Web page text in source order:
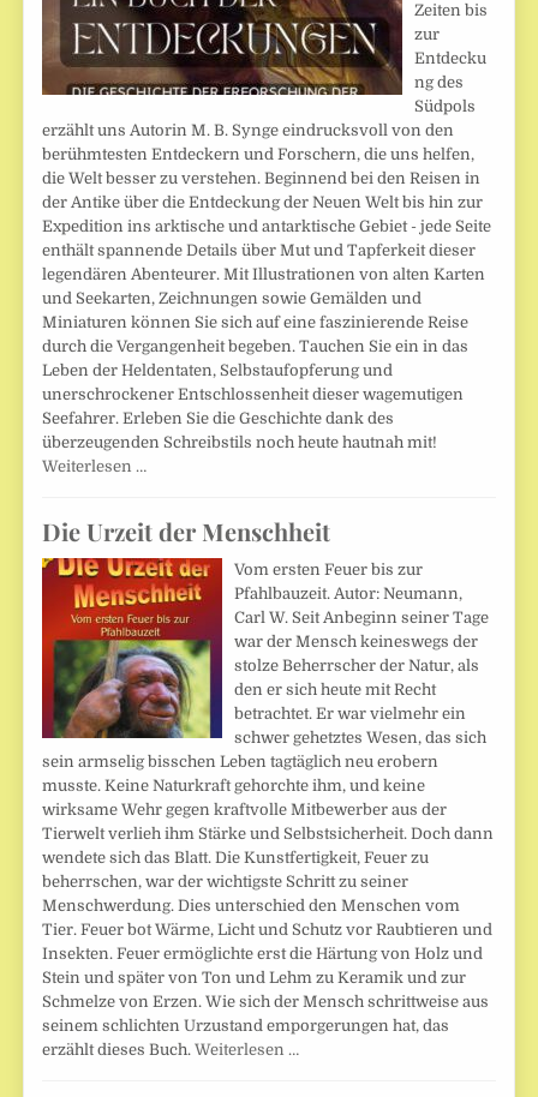
Zeiten bis
zur
Entdecku
ng des
Südpols
erzählt uns Autorin M. B. Synge eindrucksvoll von den
berühmtesten Entdeckern und Forschern, die uns helfen,
die Welt besser zu verstehen. Beginnend bei den Reisen in
der Antike über die Entdeckung der Neuen Welt bis hin zur
Expedition ins arktische und antarktische Gebiet - jede Seite
enthält spannende Details über Mut und Tapferkeit dieser
legendären Abenteurer. Mit Illustrationen von alten Karten
und Seekarten, Zeichnungen sowie Gemälden und
Miniaturen können Sie sich auf eine faszinierende Reise
durch die Vergangenheit begeben. Tauchen Sie ein in das
Leben der Heldentaten, Selbstaufopferung und
unerschrockener Entschlossenheit dieser wagemutigen
Seefahrer. Erleben Sie die Geschichte dank des
überzeugenden Schreibstils noch heute hautnah mit!
Weiterlesen …
Die Urzeit der Menschheit
Vom ersten Feuer bis zur
Pfahlbauzeit. Autor: Neumann,
Carl W. Seit Anbeginn seiner Tage
war der Mensch keineswegs der
stolze Beherrscher der Natur, als
den er sich heute mit Recht
betrachtet. Er war vielmehr ein
schwer gehetztes Wesen, das sich
sein armselig bisschen Leben tagtäglich neu erobern
musste. Keine Naturkraft gehorchte ihm, und keine
wirksame Wehr gegen kraftvolle Mitbewerber aus der
Tierwelt verlieh ihm Stärke und Selbstsicherheit. Doch dann
wendete sich das Blatt. Die Kunstfertigkeit, Feuer zu
beherrschen, war der wichtigste Schritt zu seiner
Menschwerdung. Dies unterschied den Menschen vom
Tier. Feuer bot Wärme, Licht und Schutz vor Raubtieren und
Insekten. Feuer ermöglichte erst die Härtung von Holz und
Stein und später von Ton und Lehm zu Keramik und zur
Schmelze von Erzen. Wie sich der Mensch schrittweise aus
seinem schlichten Urzustand emporgerungen hat, das
erzählt dieses Buch.Weiterlesen …